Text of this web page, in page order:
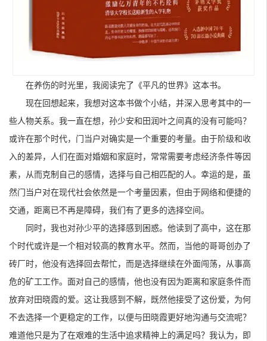
在养伤的时光里，我阅读完了《平凡的世界》这本书。
现在回想起来，我想对这本书做个小结，并深入思考其中的一
些人物关系。我一直在想，孙少安和田润叶之间真的没有可能吗？
或许在那个时代，门当户对确实是一个重要的考量。由于阶级和收
入的差异，人们在面对婚姻和家庭时，常常需要考虑经济条件等因
素，从而克制自己的感情，选择与自己相匹配的人。幸运的是，虽
然门当户对在现代社会依然是一个考量因素，但由于网络和便捷的
交通，距离已不再是障碍，我们有了更多的选择空间。
同时，我也对孙少平的选择感到困惑。他读到了高中，这在那
个时代或许是一个相对较高的教育水平。然而，当他的哥哥创办了
砖厂时，他没有选择回去帮忙，而是选择继续在外面闯荡，从事高
危的矿工工作。面对自己的感情，他也没有因为距离和家庭条件而
放弃对田晓霞的爱。这让我感到不解，既然他接受了这份爱，为何
不去选择一个更稳定的工作，以便与田晓霞更好地沟通与交流呢？
难道他只是为了在艰难的生活中追求精神上的满足吗？我认为，即